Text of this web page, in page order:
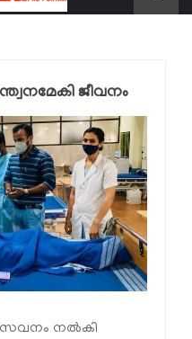
ജീവനം
നല്‍കി